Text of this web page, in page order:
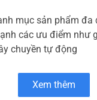
mục sản phẩm đa
các ưu điểm như
chuyền tự động
Xem thêm